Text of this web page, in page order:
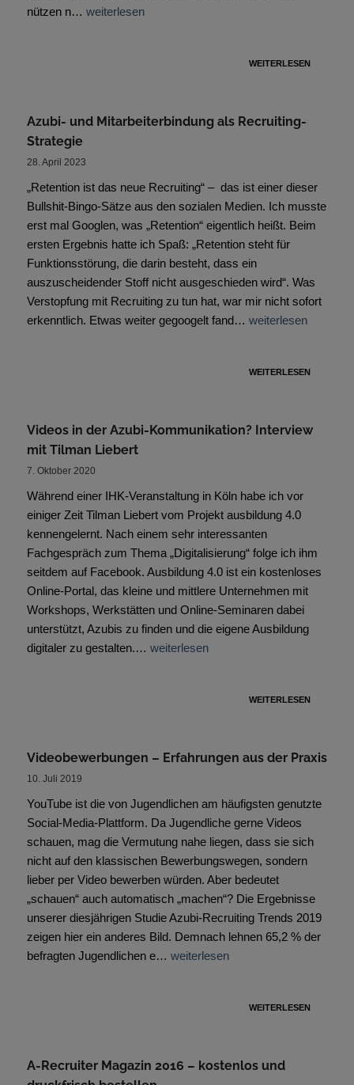
nützen n… weiterlesen
WEITERLESEN
Azubi- und Mitarbeiterbindung als Recruiting-
Strategie
28. April 2023
„Retention ist das neue Recruiting“ – das ist einer dieser
Bullshit-Bingo-Sätze aus den sozialen Medien. Ich musste
erst mal Googlen, was „Retention“ eigentlich heißt. Beim
ersten Ergebnis hatte ich Spaß: „Retention steht für
Funktionsstörung, die darin besteht, dass ein
auszuscheidender Stoff nicht ausgeschieden wird“. Was
Verstopfung mit Recruiting zu tun hat, war mir nicht sofort
erkenntlich. Etwas weiter gegoogelt fand… weiterlesen
WEITERLESEN
Videos in der Azubi-Kommunikation? Interview
mit Tilman Liebert
7. Oktober 2020
Während einer IHK-Veranstaltung in Köln habe ich vor
einiger Zeit Tilman Liebert vom Projekt ausbildung 4.0
kennengelernt. Nach einem sehr interessanten
Fachgespräch zum Thema „Digitalisierung“ folge ich ihm
seitdem auf Facebook. Ausbildung 4.0 ist ein kostenloses
Online-Portal, das kleine und mittlere Unternehmen mit
Workshops, Werkstätten und Online-Seminaren dabei
unterstützt, Azubis zu finden und die eigene Ausbildung
digitaler zu gestalten.… weiterlesen
WEITERLESEN
Videobewerbungen – Erfahrungen aus der Praxis
10. Juli 2019
YouTube ist die von Jugendlichen am häufigsten genutzte
Social-Media-Plattform. Da Jugendliche gerne Videos
schauen, mag die Vermutung nahe liegen, dass sie sich
nicht auf den klassischen Bewerbungswegen, sondern
lieber per Video bewerben würden. Aber bedeutet
„schauen“ auch automatisch „machen“? Die Ergebnisse
unserer diesjährigen Studie Azubi-Recruiting Trends 2019
zeigen hier ein anderes Bild. Demnach lehnen 65,2 % der
befragten Jugendlichen e… weiterlesen
WEITERLESEN
A-Recruiter Magazin 2016 – kostenlos und